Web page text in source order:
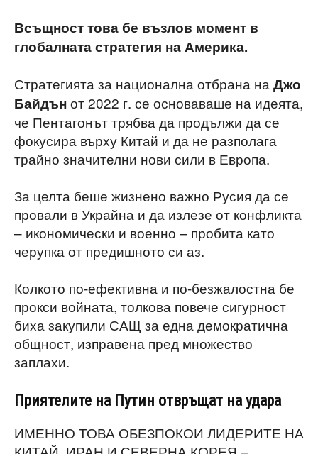
Всъщност това бе възлов момент в
глобалната стратегия на Америка.
Стратегията за национална отбрана на Джо
Байдънот 2022 г. се основаваше на идеята,
че Пентагонът трябва да продължи да се
фокусира върху Китай и да не разполага
трайно значителни нови сили в Европа.
За целта беше жизнено важно Русия да се
провали в Украйна и да излезе от конфликта
– икономически и военно – пробита като
черупка от предишното си аз.
Колкото по-ефективна и по-безжалостна бе
прокси войната, толкова повече сигурност
биха закупили САЩ за една демократична
общност, изправена пред множество
заплахи.
Приятелите на Путин отвръщат на удара
ИМЕННО ТОВА ОБЕЗПОКОИ ЛИДЕРИТЕ НА